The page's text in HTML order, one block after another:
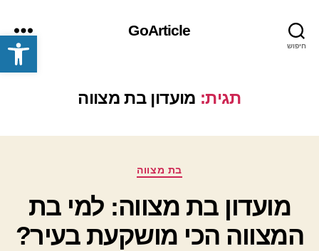
פתח סרגל נגישות חיפוש
GoArticle
תפריט
תגית: מועדון בת מצווה
קטגוריות
בת מצווה
מועדון בת מצווה: למי בת
המצווה הכי מושקעת בעיר?